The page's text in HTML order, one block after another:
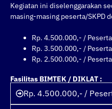
Kegiatan ini diselenggarakan
masing-masing peserta/SKPD
Rp. 4.500.000,- /
Rp. 3.500.000,- /
Rp. 2.500.000,- /
Fasilitas BIMTEK / DIKLAT :
Rp. 4.500.000,- /